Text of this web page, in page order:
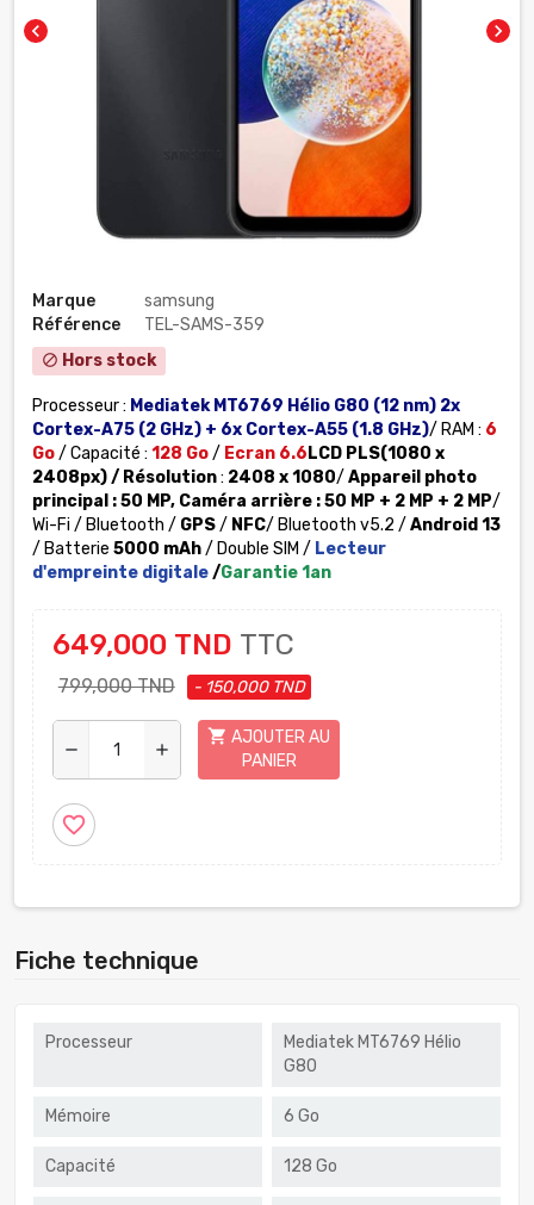
chevron_left chevron_right
Marque
samsung
Référence
TEL-SAMS-359
block Hors stock
Processeur : Mediatek MT6769 Hélio G80 (12 nm) 2x
Cortex-A75 (2 GHz) + 6x Cortex-A55 (1.8 GHz)/ RAM : 6
Go/ Capacité : 128 Go/ Ecran 6.6 LCD PLS(1080 x
2408px)/ Résolution: 2408 x 1080/ Appareil photo
principal :50 MP, Caméra arrière :50 MP + 2 MP + 2 MP/
Wi-Fi / Bluetooth / GPS/ NFC/ Bluetooth v5.2 / Android 13
/ Batterie 5000 mAh/ Double SIM / Lecteur
d'empreinte digitale/Garantie 1an
649,000 TND TTC
799,000 TND - 150,000 TND
remove add
shopping_cart AJOUTER AU
PANIER
favorite_border
Fiche technique
Processeur
Mediatek MT6769 Hélio
G80
Mémoire 6 Go
Capacité 128 Go